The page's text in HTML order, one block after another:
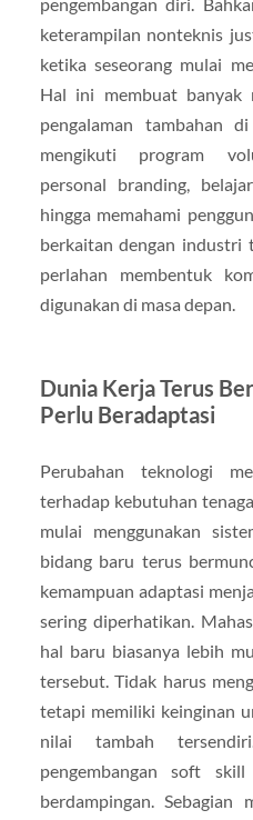
keterampilan nonteknis
ketika seseorang mulai
Hal ini membuat banyak
pengalaman tambahan
mengikuti program
personal branding,
hingga memahami
berkaitan dengan industri
perlahan membentuk
digunakan di masa depan.
Dunia Kerja Terus
Perlu Beradaptasi
Perubahan teknologi
terhadap kebutuhan
mulai menggunakan
bidang baru terus
kemampuan adaptasi
sering diperhatikan.
hal baru biasanya lebih
tersebut. Tidak harus
tetapi memiliki keinginan
nilai tambah
pengembangan soft
berdampingan. Sebagian